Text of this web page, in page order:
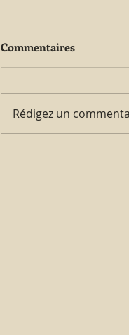
Commentaires
Rédigez un